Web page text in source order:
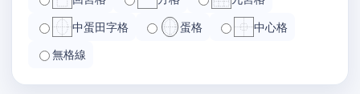
中蛋田字格 蛋格 中心格
無格線